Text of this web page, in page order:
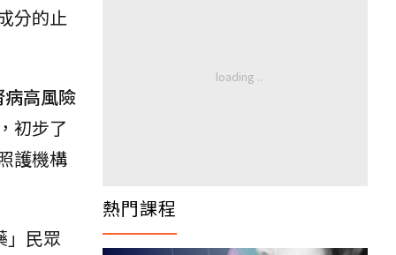
分的止
高風險
初步了
護機構
」民眾
熱門課程